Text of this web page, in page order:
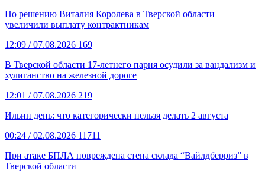
По решению Виталия Королева в Тверской области
увеличили выплату контрактникам
12:09 / 07.08.2026 169
В Тверской области 17-летнего парня осудили за вандализм и
хулиганство на железной дороге
12:01 / 07.08.2026 219
Ильин день: что категорически нельзя делать 2 августа
00:24 / 02.08.2026 11711
При атаке БПЛА повреждена стена склада “Вайлдберриз” в
Тверской области